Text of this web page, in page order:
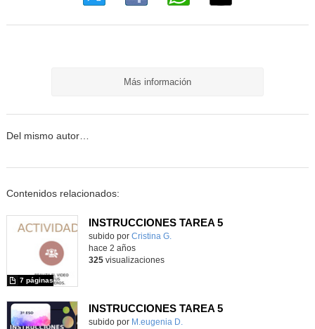
Más información
Del mismo autor…
Contenidos relacionados:
INSTRUCCIONES TAREA 5
Contenido educativo.
subido por Cristina G.
7 páginas
hace 2 años
325visualizaciones
INSTRUCCIONES TAREA 5
Contenido educativo.
subido por M.eugenia D.